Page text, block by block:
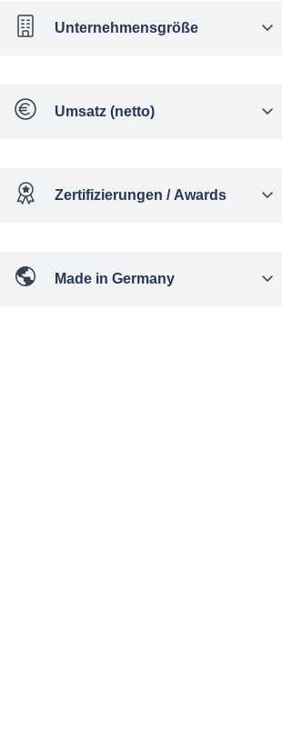
Unternehmensgröße
Umsatz (netto)
Zertifizierungen / Awards
Made in Germany